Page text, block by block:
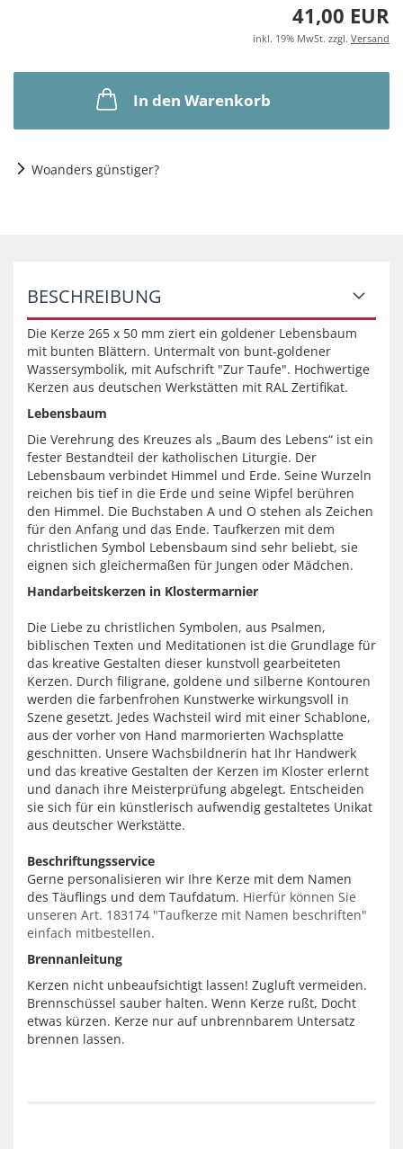
41,00 EUR
inkl. 19% MwSt. zzgl. Versand
In den Warenkorb
Woanders günstiger?
BESCHREIBUNG
Die Kerze 265 x 50 mm ziert ein goldener Lebensbaum
mit bunten Blättern. Untermalt von bunt-goldener
Wassersymbolik, mit Aufschrift "Zur Taufe". Hochwertige
Kerzen aus deutschen Werkstätten mit RAL Zertifikat.
Lebensbaum
Die Verehrung des Kreuzes als „Baum des Lebens“ ist ein
fester Bestandteil der katholischen Liturgie. Der
Lebensbaum verbindet Himmel und Erde. Seine Wurzeln
reichen bis tief in die Erde und seine Wipfel berühren
den Himmel. Die Buchstaben A und O stehen als Zeichen
für den Anfang und das Ende. Taufkerzen mit dem
christlichen Symbol Lebensbaum sind sehr beliebt, sie
eignen sich gleichermaßen für Jungen oder Mädchen.
Handarbeitskerzen in Klostermarnier
Die Liebe zu christlichen Symbolen, aus Psalmen,
biblischen Texten und Meditationen ist die Grundlage für
das kreative Gestalten dieser kunstvoll gearbeiteten
Kerzen. Durch filigrane, goldene und silberne Kontouren
werden die farbenfrohen Kunstwerke wirkungsvoll in
Szene gesetzt. Jedes Wachsteil wird mit einer Schablone,
aus der vorher von Hand marmorierten Wachsplatte
geschnitten. Unsere Wachsbildnerin hat Ihr Handwerk
und das kreative Gestalten der Kerzen im Kloster erlernt
und danach ihre Meisterprüfung abgelegt. Entscheiden
sie sich für ein künstlerisch aufwendig gestaltetes Unikat
aus deutscher Werkstätte.
Beschriftungsservice
Gerne personalisieren wir Ihre Kerze mit dem Namen
des Täuflings und dem Taufdatum. Hierfür können Sie
unseren Art. 183174 "Taufkerze mit Namen beschriften"
einfach mitbestellen.
Brennanleitung
Kerzen nicht unbeaufsichtigt lassen! Zugluft vermeiden.
Brennschüssel sauber halten. Wenn Kerze rußt, Docht
etwas kürzen. Kerze nur auf unbrennbarem Untersatz
brennen lassen.